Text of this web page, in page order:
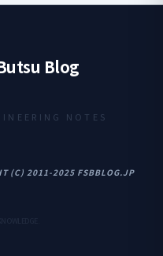
Blog
NOTES
(C) 2011-2025 FSBBLOG.JP